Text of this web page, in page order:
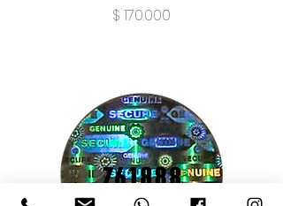
Precio
$ 170.000